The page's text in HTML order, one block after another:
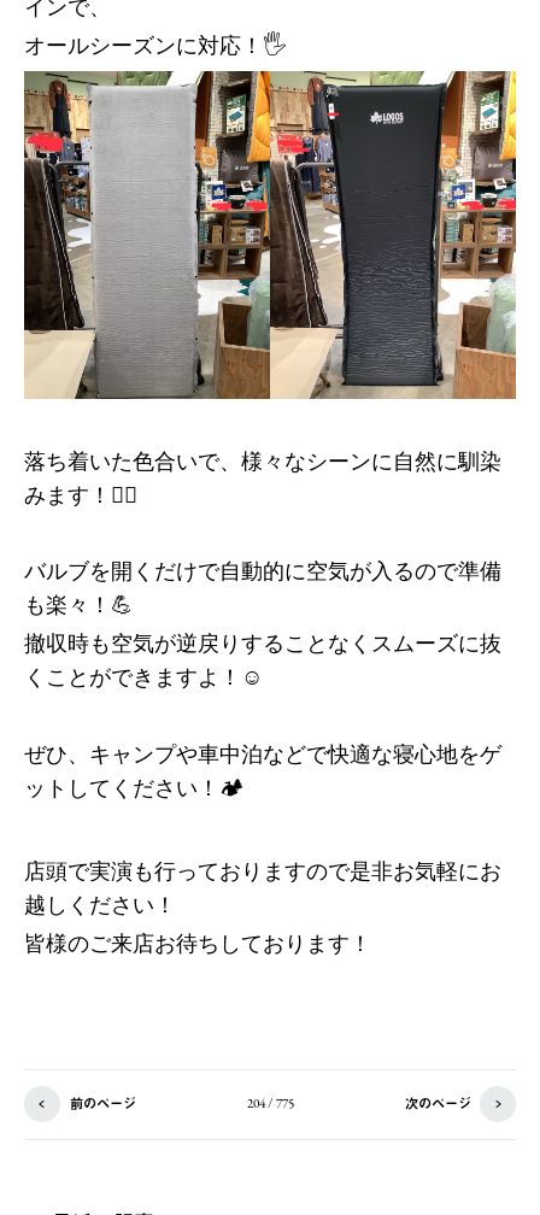
インで、
オールシーズンに対応！🖐️
落ち着いた色合いで、様々なシーンに自然に馴染
みます！👍🏻
バルブを開くだけで自動的に空気が入るので準備
も楽々！💪
撤収時も空気が逆戻りすることなくスムーズに抜
くことができますよ！☺️
ぜひ、キャンプや車中泊などで快適な寝心地をゲ
ットしてください！🏕️
店頭で実演も行っておりますので是非お気軽にお
越しください！
皆様のご来店お待ちしております！
前のページ 204 / 775 次のページ